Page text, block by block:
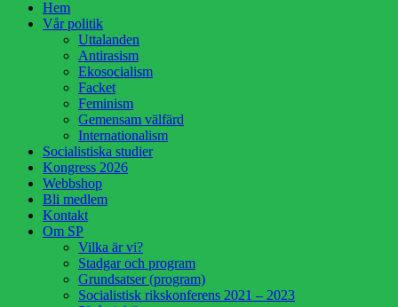
HoppaHem
Vår politik
Uttalanden
Antirasism
Ekosocialism
Facket
Feminism
Gemensam välfärd
Internationalism
Socialistiska studier
Kongress 2026
Webbshop
Bli medlem
Kontakt
Om SP
Vilka är vi?
Stadgar och program
Grundsatser (program)
Socialistisk rikskonferens 2021 – 2023